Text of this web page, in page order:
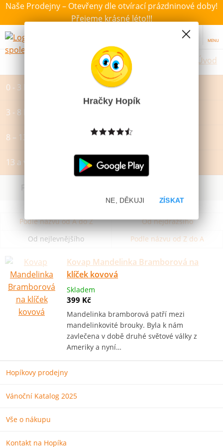
Naše Prodejny – Otevřeny dle otvírací prázdninové doby!
Přejeme krásné léto!!!
MENU
Úvod
0 - 3 let
3 - 8 let
8 – 13 let
13 a více let
Filtrovat dle dostupnosti, ceny, výrobce
Podle názvu od A do Z
Od nejdražšího
Od nejlevnějšího
Podle názvu od Z do A
Kovap Mandelinka Bramborová na
klíček kovová
Skladem
399 Kč
Mandelinka bramborová patří mezi
mandelinkovité brouky. Byla k nám
zavlečena v době druhé světové války z
Ameriky a nyní…
Hopíkovy prodejny
Vánoční Katalog 2025
Vše o nákupu
Kontakt na Hopíka
Hračky Hopík
ZÍSKAT
NE, DĚKUJI